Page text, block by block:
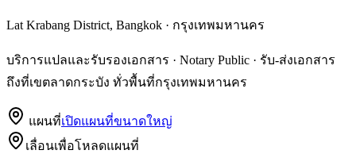
Lat Krabang District, Bangkok · กรุงเทพมหานคร
บริการแปลและรับรองเอกสาร · Notary Public · รับ-ส่งเอกสาร
ถึงที่เขตลาดกระบัง ทั่วพื้นที่กรุงเทพมหานคร
แผนที่เปิดแผนที่ขนาดใหญ่
เลื่อนเพื่อโหลดแผนที่